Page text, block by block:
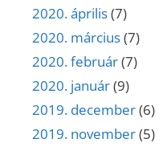
2020. április(7)
2020. március(7)
2020. február(7)
2020. január(9)
2019. december(6)
2019. november(5)